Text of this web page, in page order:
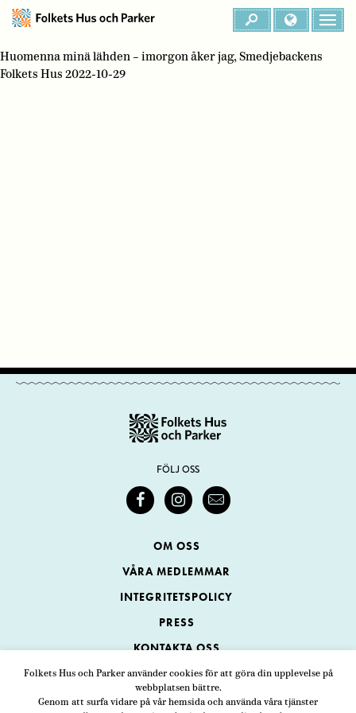
Folkets Hus och Parker använder cookies för att göra din upplevelse på
webbplatsen bättre.
Genom att surfa vidare på vår hemsida och använda våra tjänster
Huomenna minä lähden – imorgon åker jag, Smedjebackens
Folkets Hus 2022-10-29
FÖLJ OSS
OM OSS
VÅRA MEDLEMMAR
INTEGRITETSPOLICY
PRESS
KONTAKTA OSS
Folkets Hus och Parker